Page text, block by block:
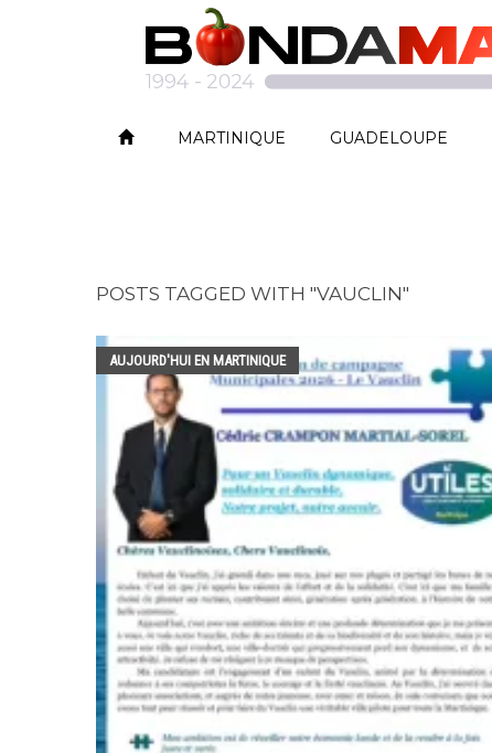
MARTINIQUE GUADELOUPE
POSTS TAGGED WITH "VAUCLIN"
AUJOURD'HUI EN MARTINIQUE